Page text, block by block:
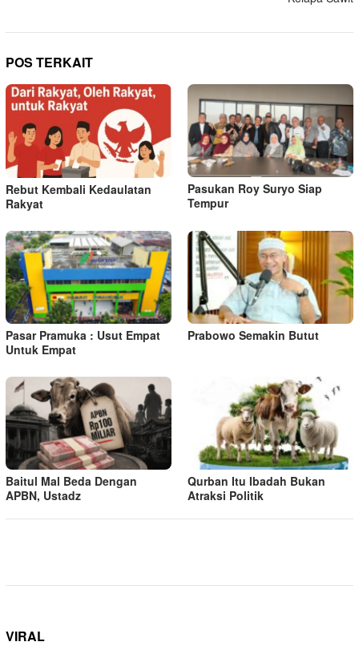
POS TERKAIT
Rebut Kembali Kedaulatan
Rakyat
Pasukan Roy Suryo Siap
Tempur
Pasar Pramuka : Usut Empat
Untuk Empat
Prabowo Semakin Butut
Baitul Mal Beda Dengan
APBN, Ustadz
Qurban Itu Ibadah Bukan
Atraksi Politik
VIRAL